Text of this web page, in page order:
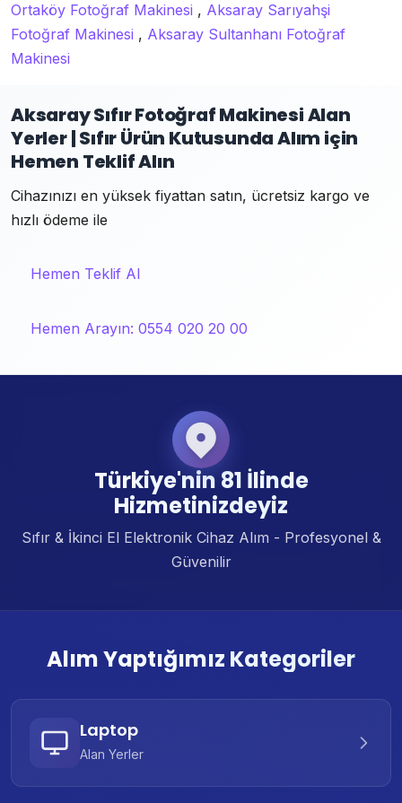
Ortaköy Fotoğraf Makinesi , Aksaray Sarıyahşi
Fotoğraf Makinesi , Aksaray Sultanhanı Fotoğraf
Makinesi
Aksaray Sıfır Fotoğraf Makinesi Alan
Yerler | Sıfır Ürün Kutusunda Alım için
Hemen Teklif Alın
Cihazınızı en yüksek fiyattan satın, ücretsiz kargo ve
hızlı ödeme ile
Hemen Teklif Al
Hemen Arayın: 0554 020 20 00
Türkiye'nin 81 İlinde
Hizmetinizdeyiz
Sıfır & İkinci El Elektronik Cihaz Alım - Profesyonel &
Güvenilir
Alım Yaptığımız Kategoriler
Laptop
Alan Yerler